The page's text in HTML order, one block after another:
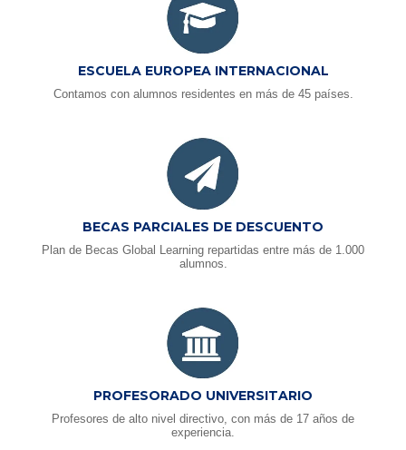
ESCUELA EUROPEA INTERNACIONAL
Contamos con alumnos residentes en más de 45 países.
BECAS PARCIALES DE DESCUENTO
Plan de Becas Global Learning repartidas entre más de 1.000
alumnos.
PROFESORADO UNIVERSITARIO
Profesores de alto nivel directivo, con más de 17 años de
experiencia.